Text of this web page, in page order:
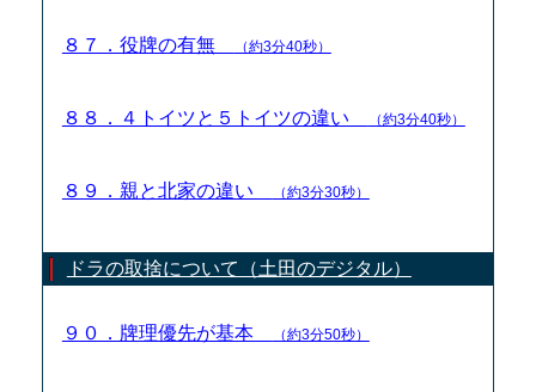
８７．役牌の有無 （約3分40秒）
８８．４トイツと５トイツの違い （約3分40秒）
８９．親と北家の違い （約3分30秒）
ドラの取捨について（土田のデジタル）
９０．牌理優先が基本 （約3分50秒）